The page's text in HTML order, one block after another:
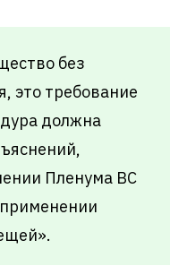
без
это требование
должна
Пленума ВС